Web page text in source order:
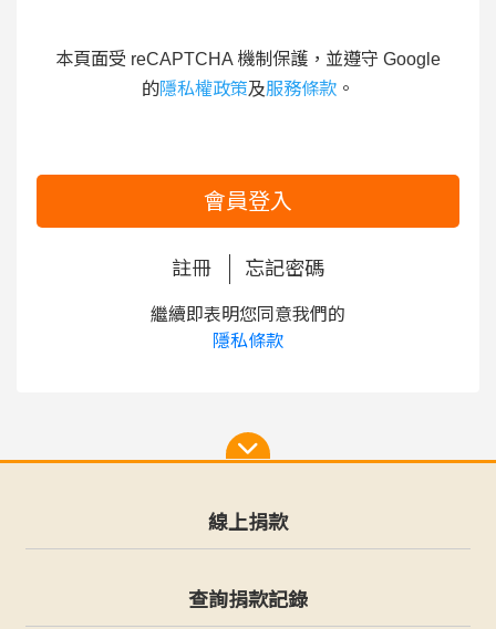
本頁面受 reCAPTCHA 機制保護，並遵守 Google
的隱私權政策及服務條款 。
會員登入
註冊 忘記密碼
繼續即表明您同意我們的
隱私條款
線上捐款
查詢捐款記錄